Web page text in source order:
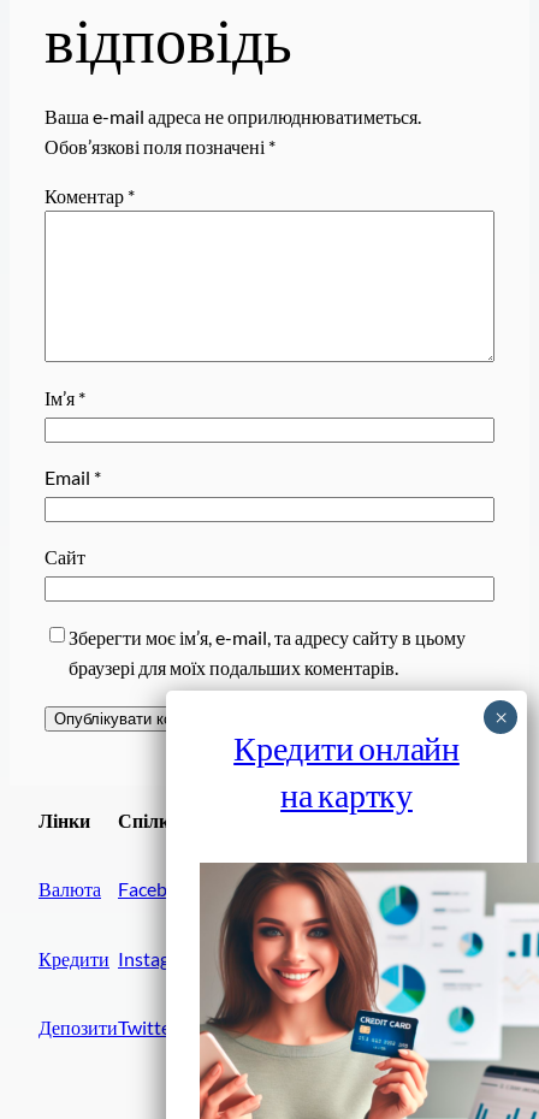
відповідь
Ваша e-mail адреса не оприлюднюватиметься.
Обов’язкові поля позначені *
Коментар *
Ім’я *
Email *
Сайт
Зберегти моє ім’я, e-mail, та адресу сайту в цьому
браузері для моїх подальших коментарів.
Лінки
Валюта
Кредити
Депозити
Спілки
Facebook
Instagram
Twitter
Завантажити
Фінанси IN UA
Кредити онлайн
на картку